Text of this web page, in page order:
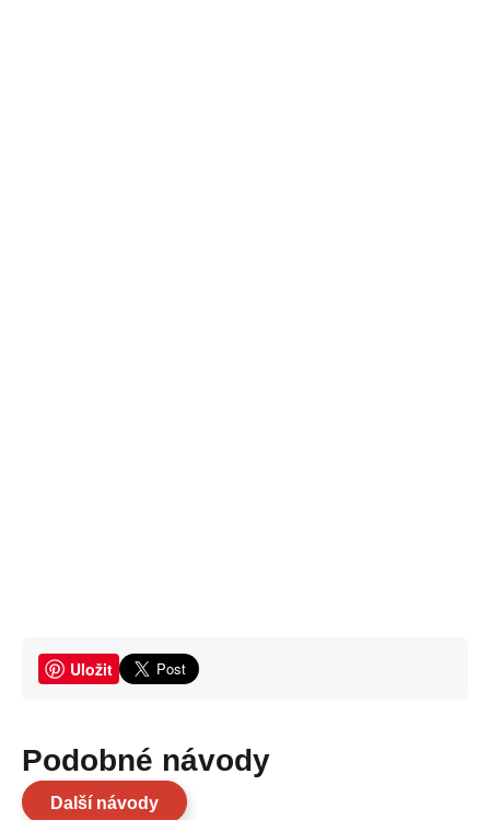
Uložit
Podobné návody
Další návody